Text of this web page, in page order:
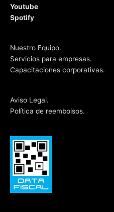
Youtube
Spotify
Nuestro Equipo.
Servicios para empresas.
Capacitaciones corporativas.
Aviso Legal.
Política de reembolsos.